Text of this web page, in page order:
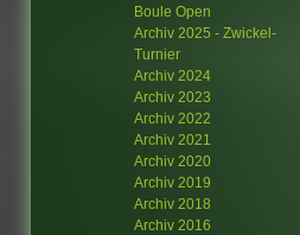
Boule Open
Archiv 2025 - Zwickel-
Turnier
Archiv 2024
Archiv 2023
Archiv 2022
Archiv 2021
Archiv 2020
Archiv 2019
Archiv 2018
Archiv 2016